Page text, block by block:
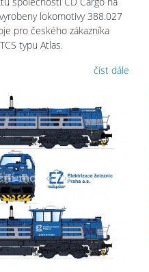
lokomotivy 388.027
pro českého zákazníka
typu Atlas.
číst dále